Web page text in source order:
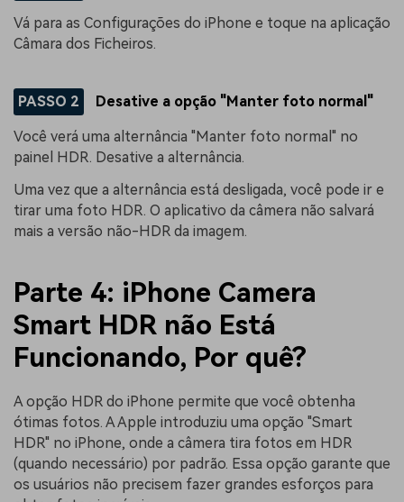
Vá para as Configurações do iPhone e toque na aplicação
Câmara dos Ficheiros.
PASSO 2 Desative a opção "Manter foto normal"
Você verá uma alternância "Manter foto normal" no
painel HDR. Desative a alternância.
Uma vez que a alternância está desligada, você pode ir e
tirar uma foto HDR. O aplicativo da câmera não salvará
mais a versão não-HDR da imagem.
Parte 4: iPhone Camera
Smart HDR não Está
Funcionando, Por quê?
A opção HDR do iPhone permite que você obtenha
ótimas fotos. A Apple introduziu uma opção "Smart
HDR" no iPhone, onde a câmera tira fotos em HDR
(quando necessário) por padrão. Essa opção garante que
os usuários não precisem fazer grandes esforços para